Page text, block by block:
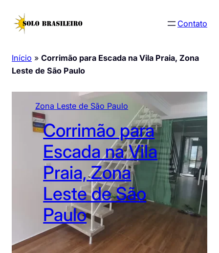
para
Contato
Início » Corrimão para Escada na Vila Praia, Zona
Leste de São Paulo
Zona Leste de São Paulo
Corrimão para
Escada na Vila
Praia, Zona
Leste de São
Paulo